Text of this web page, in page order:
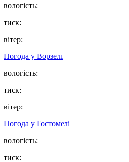
вологість:
тиск:
вітер:
Погода у Ворзелі
вологість:
тиск:
вітер:
Погода у Гостомелі
вологість:
тиск: